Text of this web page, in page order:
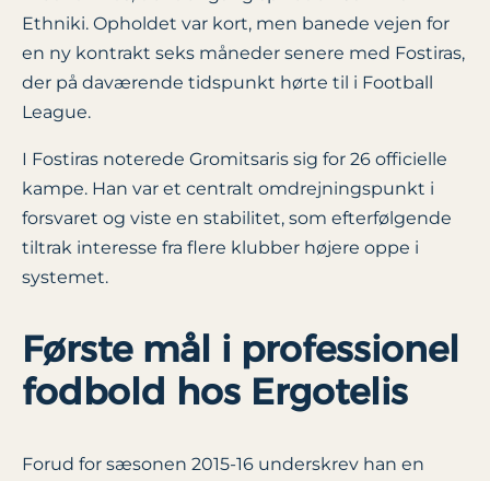
Ethniki. Opholdet var kort, men banede vejen for
en ny kontrakt seks måneder senere med Fostiras,
der på daværende tidspunkt hørte til i Football
League.
I Fostiras noterede Gromitsaris sig for 26 officielle
kampe. Han var et centralt omdrejningspunkt i
forsvaret og viste en stabilitet, som efterfølgende
tiltrak interesse fra flere klubber højere oppe i
systemet.
Første mål i professionel
fodbold hos Ergotelis
Forud for sæsonen 2015-16 underskrev han en